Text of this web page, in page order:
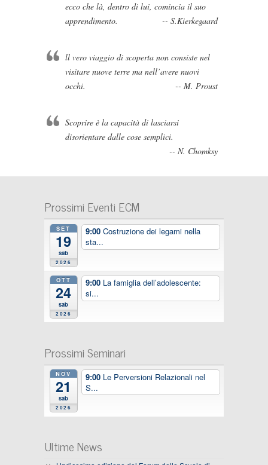
ecco che là, dentro di lui, comincia il suo
apprendimento.
-- S.Kierkegaard
ll vero viaggio di scoperta non consiste nel
visitare nuove terre ma nell’avere nuovi
occhi.
-- M. Proust
Scoprire è la capacità di lasciarsi
disorientare dalle cose semplici.
-- N. Chomksy
Prossimi Eventi ECM
SET
19
sab
2026
9:00 Costruzione dei legami nella
sta...
OTT
24
sab
2026
9:00 La famiglia dell’adolescente:
si...
Prossimi Seminari
NOV
21
sab
2026
9:00 Le Perversioni Relazionali nel
S...
Ultime News